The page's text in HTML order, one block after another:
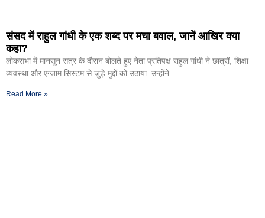
संसद में राहुल गांधी के एक शब्द पर मचा बवाल, जानें आखिर क्या
कहा?
लोकसभा में मानसून सत्र के दौरान बोलते हुए नेता प्रतिपक्ष राहुल गांधी ने छात्रों, शिक्षा
व्यवस्था और एग्जाम सिस्टम से जुड़े मुद्दों को उठाया. उन्होंने
Read More »